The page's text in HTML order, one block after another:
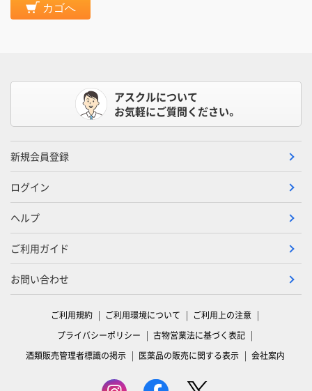
カゴへ
アスクルについて
お気軽にご質問ください。
新規会員登録
ログイン
ヘルプ
ご利用ガイド
お問い合わせ
ご利用規約 ご利用環境について
ご利用上の注意
プライバシーポリシー
古物営業法に基づく表記
酒類販売管理者標識の掲示
医薬品の販売に関する表示 会社案内